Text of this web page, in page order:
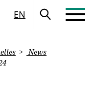
EN
News